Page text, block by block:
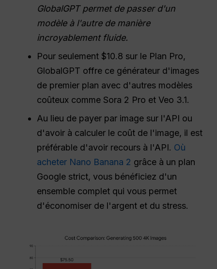
GlobalGPT permet de passer d'un
modèle à l'autre de manière
incroyablement fluide.
Pour seulement $10.8 sur le Plan Pro,
GlobalGPT offre ce générateur d'images
de premier plan avec d'autres modèles
coûteux comme Sora 2 Pro et Veo 3.1.
Au lieu de payer par image sur l'API ou
d'avoir à calculer le coût de l'image, il est
préférable d'avoir recours à l'API. Où
acheter Nano Banana 2 grâce à un plan
Google strict, vous bénéficiez d'un
ensemble complet qui vous permet
d'économiser de l'argent et du stress.